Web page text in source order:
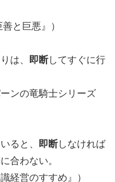
と巨悪』）
は、 即断してすぐに行
ンの竜騎士シリーズ
ると、 即断しなければ
合わない。
経営のすすめ』）